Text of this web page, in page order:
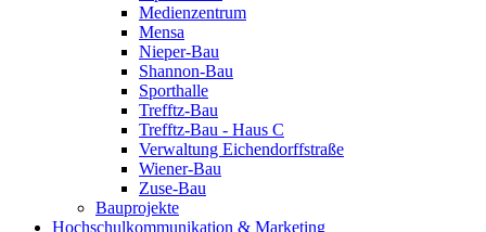
Medienzentrum
Mensa
Nieper-Bau
Shannon-Bau
Sporthalle
Trefftz-Bau
Trefftz-Bau - Haus C
Verwaltung Eichendorffstraße
Wiener-Bau
Zuse-Bau
Bauprojekte
Hochschulkommunikation & Marketing